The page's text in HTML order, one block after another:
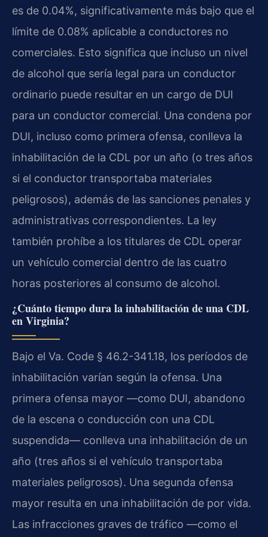
es de 0.04%, significativamente más bajo que el
límite de 0.08% aplicable a conductores no
comerciales. Esto significa que incluso un nivel
de alcohol que sería legal para un conductor
ordinario puede resultar en un cargo de DUI
para un conductor comercial. Una condena por
DUI, incluso como primera ofensa, conlleva la
inhabilitación de la CDL por un año (o tres años
si el conductor transportaba materiales
peligrosos), además de las sanciones penales y
administrativas correspondientes. La ley
también prohíbe a los titulares de CDL operar
un vehículo comercial dentro de las cuatro
horas posteriores al consumo de alcohol.
¿Cuánto tiempo dura la inhabilitación de una CDL
en Virginia?
Bajo el Va. Code § 46.2-341.18, los períodos de
inhabilitación varían según la ofensa. Una
primera ofensa mayor —como DUI, abandono
de la escena o conducción con una CDL
suspendida— conlleva una inhabilitación de un
año (tres años si el vehículo transportaba
materiales peligrosos). Una segunda ofensa
mayor resulta en una inhabilitación de por vida.
Las infracciones graves de tráfico —como el